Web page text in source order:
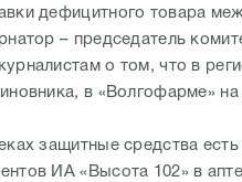
дефицитного товара
– председатель
о том, что в
в «Волгофарме»
защитные средства
ИА «Высота 102» в